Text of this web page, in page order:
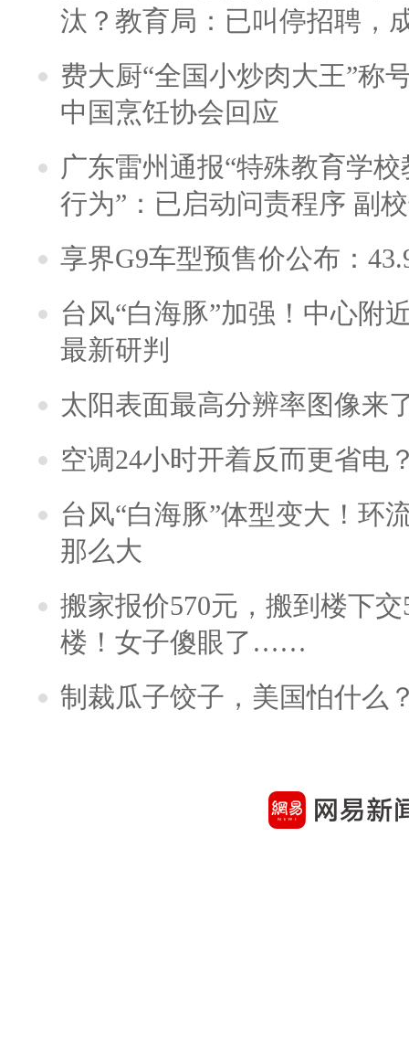
汰？教育局：已叫停招聘，
费大厨“全国小炒肉大王”称
中国烹饪协会回应
广东雷州通报“特殊教育学
行为”：已启动问责程序 副
享界G9车型预售价公布：
台风“白海豚”加强！中心附
最新研判
太阳表面最高分辨率图像来
空调24小时开着反而更省电
台风“白海豚”体型变大！环
那么大
搬家报价570元，搬到楼下
楼！女子傻眼了……
制裁瓜子饺子，美国怕什么